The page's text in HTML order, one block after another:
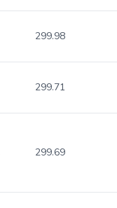
299.98
299.71
299.69